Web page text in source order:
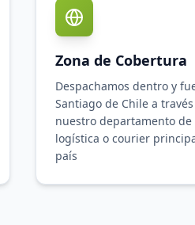
Zona de Cobertura
Despachamos dentro y
Santiago de Chile a
nuestro departamento de
logística o courier
país